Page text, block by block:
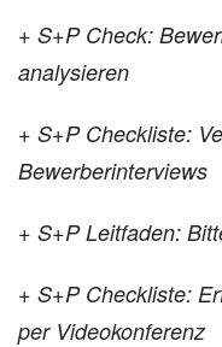
+ S+P Check:
analysieren
+ S+P Checkliste:
Bewerberinterviews
+ S+P Leitfaden:
+ S+P Checkliste:
per Videokonferenz